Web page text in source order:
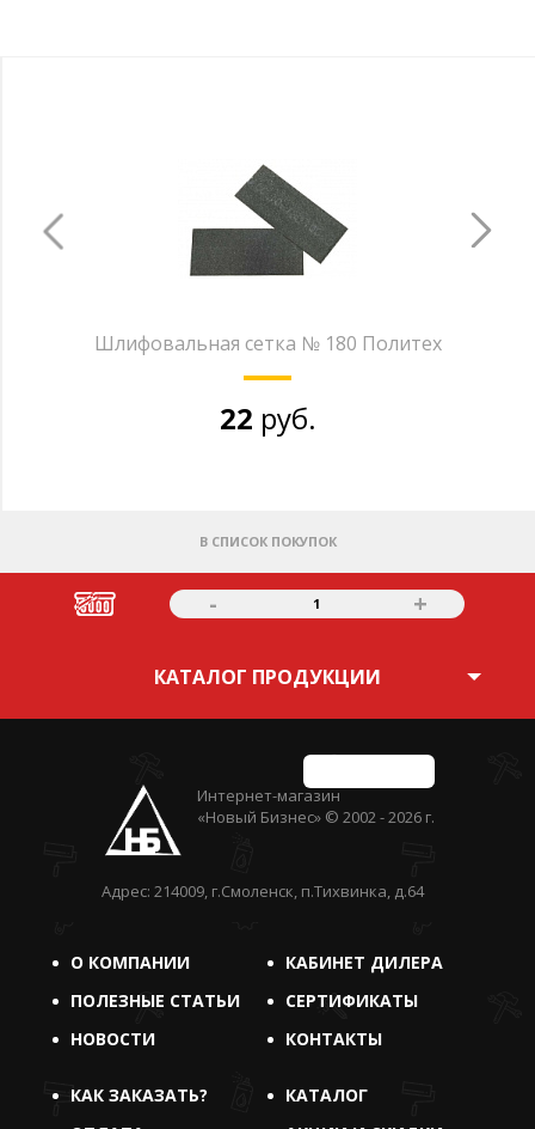
Шлифовальная сетка № 180 Политех
22 руб.
В СПИСОК ПОКУПОК
- 1 +
КАТАЛОГ ПРОДУКЦИИ
ЗА
ЧЕСТНЫЙ БИЗНЕС
Интернет-магазин
«Новый Бизнес» © 2002 - 2026 г.
Адрес: 214009, г.Смоленск, п.Тихвинка, д.64
О КОМПАНИИ
КАБИНЕТ ДИЛЕРА
ПОЛЕЗНЫЕ СТАТЬИ
СЕРТИФИКАТЫ
НОВОСТИ
КОНТАКТЫ
КАК ЗАКАЗАТЬ?
КАТАЛОГ